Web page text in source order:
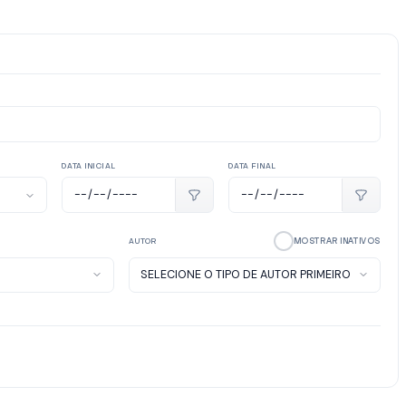
DATA INICIAL DATA FINAL
AUTOR MOSTRAR INATIVOS